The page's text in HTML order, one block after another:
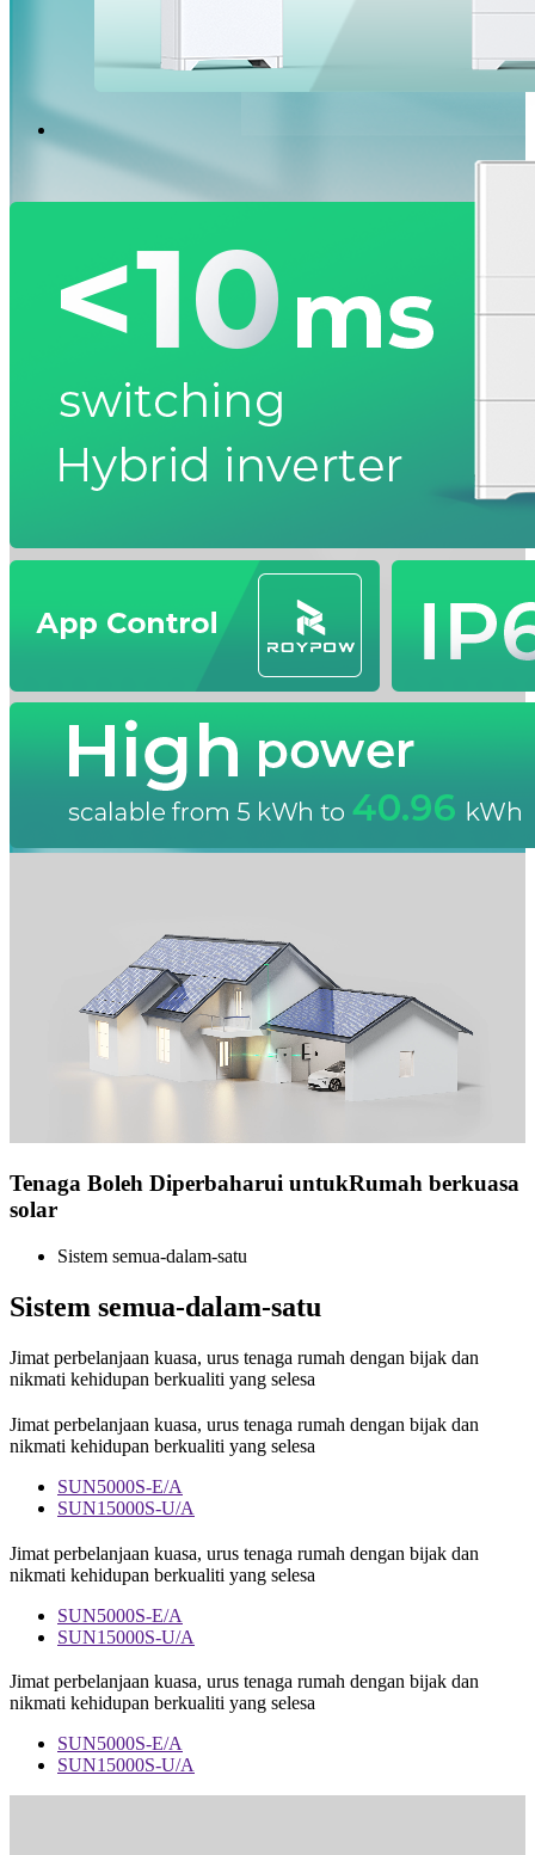
Tenaga Boleh Diperbaharui untukRumah berkuasa
solar
Sistem semua-dalam-satu
Sistem semua-dalam-satu
Jimat perbelanjaan kuasa, urus tenaga rumah dengan bijak dan
nikmati kehidupan berkualiti yang selesa
Jimat perbelanjaan kuasa, urus tenaga rumah dengan bijak dan
nikmati kehidupan berkualiti yang selesa
SUN5000S-E/A
SUN15000S-U/A
Jimat perbelanjaan kuasa, urus tenaga rumah dengan bijak dan
nikmati kehidupan berkualiti yang selesa
SUN5000S-E/A
SUN15000S-U/A
Jimat perbelanjaan kuasa, urus tenaga rumah dengan bijak dan
nikmati kehidupan berkualiti yang selesa
SUN5000S-E/A
SUN15000S-U/A